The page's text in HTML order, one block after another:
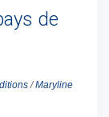
de
/Maryline